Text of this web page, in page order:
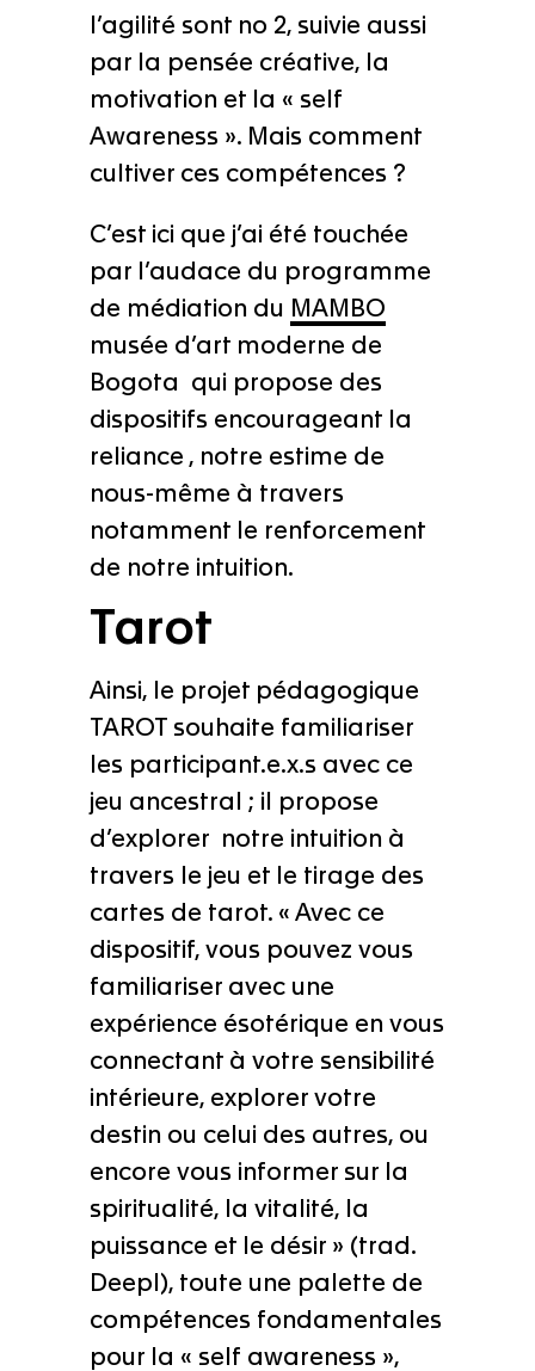
l’agilité sont no 2, suivie aussi
par la pensée créative, la
motivation et la « self
Awareness ». Mais comment
cultiver ces compétences ?
C’est ici que j’ai été touchée
par l’audace du programme
de médiation du MAMBO
musée d’art moderne de
Bogota qui propose des
dispositifs encourageant la
reliance , notre estime de
nous-même à travers
notamment le renforcement
de notre intuition.
Tarot
Ainsi, le projet pédagogique
TAROT souhaite familiariser
les participant.e.x.s avec ce
jeu ancestral ; il propose
d’explorer notre intuition à
travers le jeu et le tirage des
cartes de tarot. « Avec ce
dispositif, vous pouvez vous
familiariser avec une
expérience ésotérique en vous
connectant à votre sensibilité
intérieure, explorer votre
destin ou celui des autres, ou
encore vous informer sur la
spiritualité, la vitalité, la
puissance et le désir » (trad.
Deepl), toute une palette de
compétences fondamentales
pour la « self awareness »,